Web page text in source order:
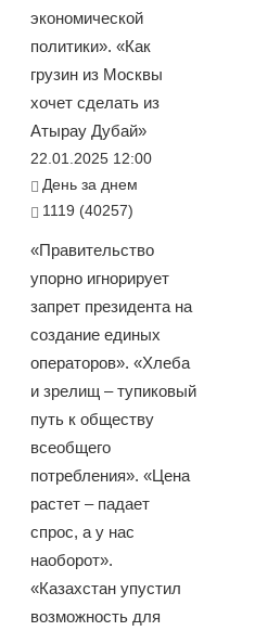
экономической
политики». «Как
грузин из Москвы
хочет сделать из
Атырау Дубай»
22.01.2025 12:00
День за днем
1119 (40257)
«Правительство
упорно игнорирует
запрет президента на
создание единых
операторов». «Хлеба
и зрелищ – тупиковый
путь к обществу
всеобщего
потребления». «Цена
растет – падает
спрос, а у нас
наоборот».
«Казахстан упустил
возможность для